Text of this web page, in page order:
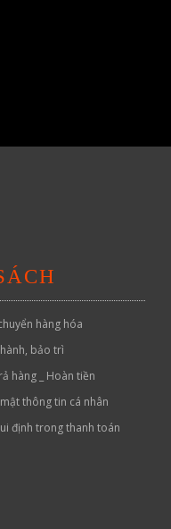
hàng hóa
bảo trì
hàng _ Hoàn tiền
thông tin cá nhân
định trong thanh toán